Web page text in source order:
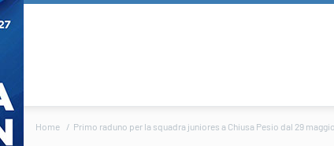
Home Primo raduno per la squadra juniores a Chiusa Pesio dal 29 maggio